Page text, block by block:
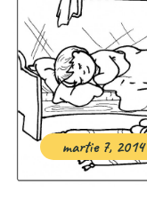
martie 7, 2014